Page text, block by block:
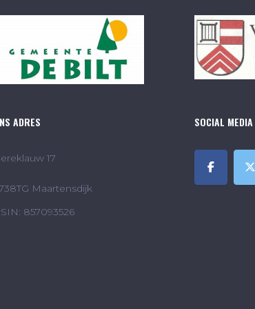
ADRES
17
Maartensdijk
857093526
SOCIAL MEDIA